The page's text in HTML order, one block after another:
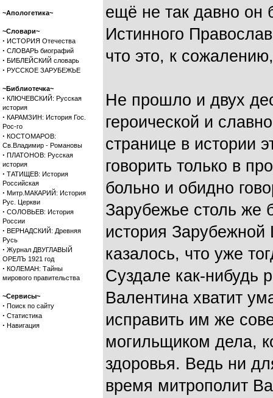
~Апологетика~
~Словари~
· ИСТОРИЯ Отечества
· СЛОВАРЬ биографий
· БИБЛЕЙСКИЙ словарь
· РУССКОЕ ЗАРУБЕЖЬЕ
~Библиотечка~
· КЛЮЧЕВСКИЙ: Русская
история
· КАРАМЗИН: История Гос.
Рос-го
· КОСТОМАРОВ:
Св.Владимир - Романовы
· ПЛАТОНОВ: Русская
история
· ТАТИЩЕВ: История
Российская
· Митр.МАКАРИЙ: История
Рус. Церкви
· СОЛОВЬЕВ: История
России
· ВЕРНАДСКИЙ: Древняя
Русь
· Журнал ДВУГЛАВЫЙ
ОРЕЛЪ 1921 год
· КОЛЕМАН: Тайны
мирового правительства
~Сервисы~
· Поиск по сайту
· Статистика
· Навигация
ещё не так давно он
Истинного
что это, к
Не прошло и двух
героической и
странице в истории
говорить только в
больно и обидно
Зарубежье столь же
история
казалось, что уже
Суздале как-нибудь
Валентина хватит
исправить им же
могильщиком дела,
здоровья. Ведь ни
время митрополит